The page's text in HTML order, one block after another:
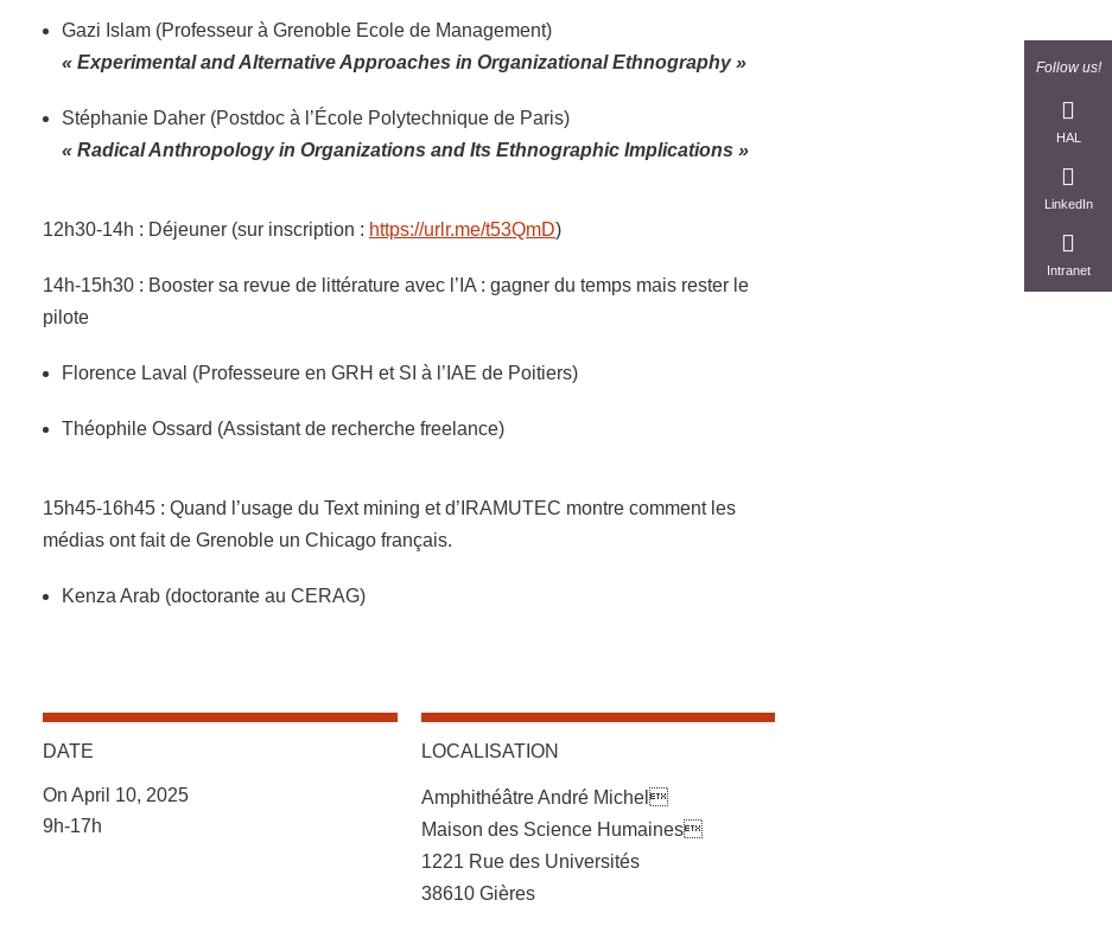
Follow us!
HAL
LinkedIn
Intranet
Gazi Islam (Professeur à Grenoble Ecole de Management)
« Experimental and Alternative Approaches in Organizational Ethnography »
Stéphanie Daher (Postdoc à l’École Polytechnique de Paris)
« Radical Anthropology in Organizations and Its Ethnographic Implications »
12h30-14h : Déjeuner (sur inscription : https://urlr.me/t53QmD)
14h-15h30 : Booster sa revue de littérature avec l’IA : gagner du temps mais rester le
pilote
Florence Laval (Professeure en GRH et SI à l’IAE de Poitiers)
Théophile Ossard (Assistant de recherche freelance)
15h45-16h45 : Quand l’usage du Text mining et d’IRAMUTEC montre comment les
médias ont fait de Grenoble un Chicago français.
Kenza Arab (doctorante au CERAG)
DATE
On April 10, 2025
Complément date
9h-17h
LOCALISATION
Complément lieu
Amphithéâtre André Michel
Maison des Science Humaines
1221 Rue des Universités
38610 Gières